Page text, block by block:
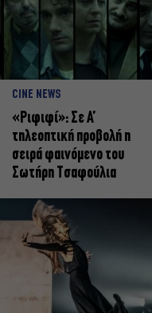
CINE NEWS
«Ριφιφί»: Σε Α’
τηλεοπτική προβολή η
σειρά φαινόμενο του
Σωτήρη Τσαφούλια